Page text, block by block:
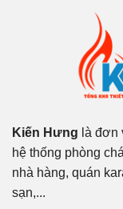
Kiến Hưng là đơn
hệ thống phòng
nhà hàng, quán
sạn,...